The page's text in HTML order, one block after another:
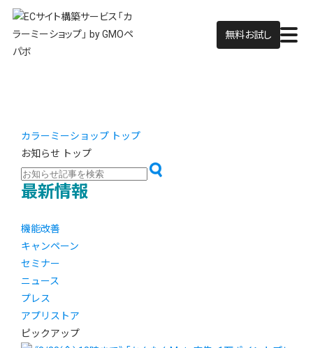
無料お試し
カラーミーショップ トップ
お知らせ トップ
最新情報
機能改善
キャンペーン
セミナー
ニュース
プレス
アプリストア
ピックアップ